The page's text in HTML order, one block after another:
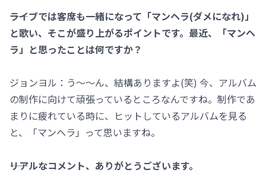
――ライブでは客席も一緒になって「マンヘラ(ダメになれ)」
と歌い、そこが盛り上がるポイントです。最近、「マンヘ
ラ」と思ったことは何ですか？
ジョンヨル：う～～ん、結構ありますよ(笑) 今、アルバム
の制作に向けて頑張っているところなんですね。制作であ
まりに疲れている時に、ヒットしているアルバムを見る
と、「マンヘラ」って思いますね。
――リアルなコメント、ありがとうございます。